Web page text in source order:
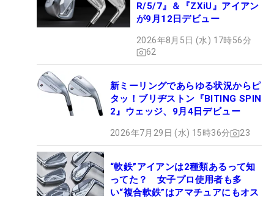
R/5/7』＆『ZXiU』アイアン
が9月12日デビュー
2026年8月5日 (水) 17時56分
62
新ミーリングであらゆる状況からピ
タッ！ブリヂストン『BITING SPIN
2』ウェッジ、9月4日デビュー
2026年7月29日 (水) 15時36分 23
“軟鉄”アイアンは2種類あるって知
ってた？ 女子プロ使用者も多
い“複合軟鉄”はアマチュアにもオス